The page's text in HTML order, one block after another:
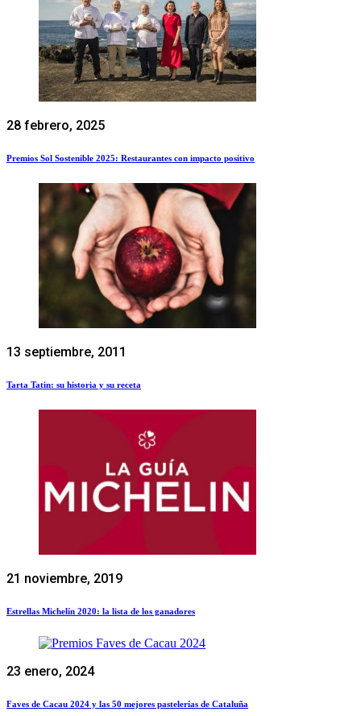
28 febrero, 2025
Premios Sol Sostenible 2025: Restaurantes con impacto positivo
13 septiembre, 2011
Tarta Tatin: su historia y su receta
21 noviembre, 2019
Estrellas Michelín 2020: la lista de los ganadores
23 enero, 2024
Faves de Cacau 2024 y las 50 mejores pastelerías de Cataluña